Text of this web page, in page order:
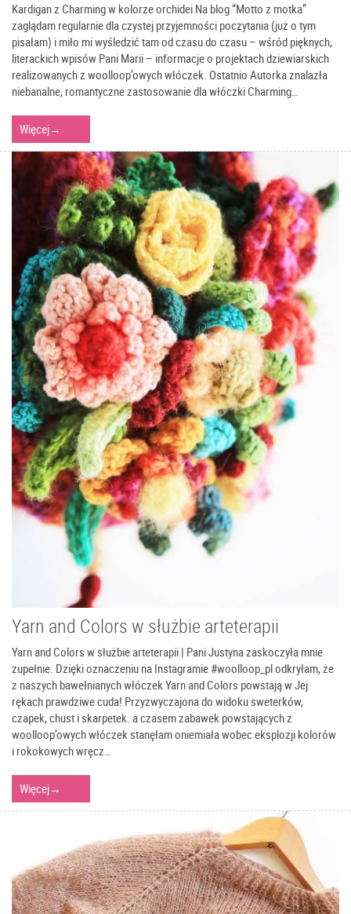
Kardigan z Charming w kolorze orchidei Na blog “Motto z motka”
zaglądam regularnie dla czystej przyjemności poczytania (już o tym
pisałam) i miło mi wyśledzić tam od czasu do czasu – wśród pięknych,
literackich wpisów Pani Marii – informacje o projektach dziewiarskich
realizowanych z woolloop’owych włóczek. Ostatnio Autorka znalazła
niebanalne, romantyczne zastosowanie dla włóczki Charming…
Więcej→
Yarn and Colors w służbie arteterapii
Yarn and Colors w służbie arteterapii | Pani Justyna zaskoczyła mnie
zupełnie. Dzięki oznaczeniu na Instagramie #woolloop_pl odkryłam, że
z naszych bawełnianych włóczek Yarn and Colors powstają w Jej
rękach prawdziwe cuda! Przyzwyczajona do widoku sweterków,
czapek, chust i skarpetek. a czasem zabawek powstających z
woolloop’owych włóczek stanęłam oniemiała wobec eksplozji kolorów
i rokokowych wręcz…
Więcej→